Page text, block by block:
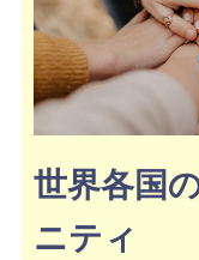
世界各国
ニティ